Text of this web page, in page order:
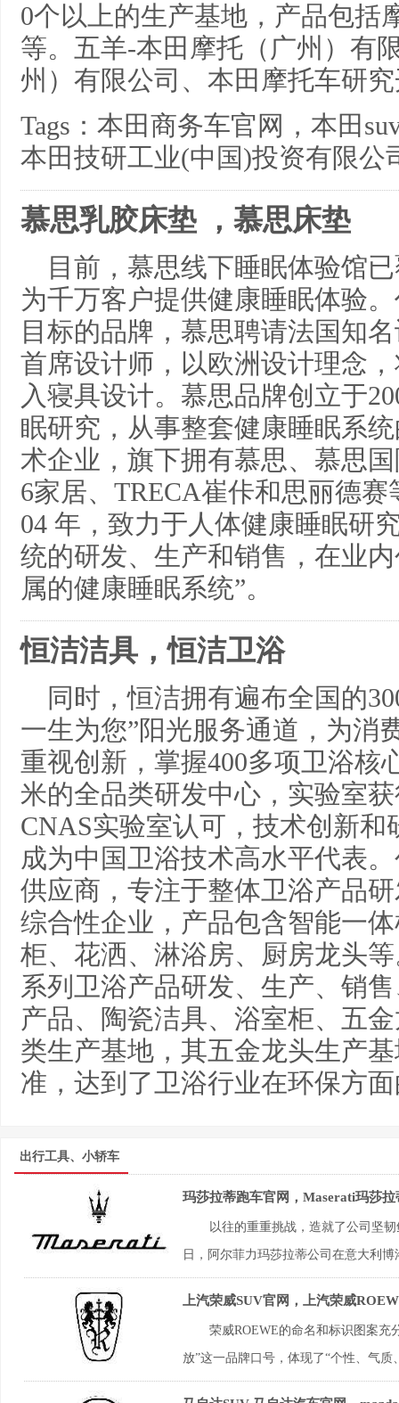
0个以上的生产基地，产品包括
等。五羊-本田摩托（广州）有
州）有限公司、本田摩托车研
Tags：本田商务车官网，本田
本田技研工业(中国)投资有限公
慕思乳胶床垫 ，慕思床垫
目前，慕思线下睡眠体验馆
为千万客户提供健康睡眠体验
目标的品牌，慕思聘请法国知
首席设计师，以欧洲设计理念
入寝具设计。慕思品牌创立于
眠研究，从事整套健康睡眠系
术企业，旗下拥有慕思、慕思
6家居、TRECA崔佧和思丽德
04 年，致力于人体健康睡眠研
统的研发、生产和销售，在业
属的健康睡眠系统”。
恒洁洁具，恒洁卫浴
同时，恒洁拥有遍布全国的
一生为您”阳光服务通道，为消
重视创新，掌握400多项卫浴核
米的全品类研发中心，实验室
CNAS实验室认可，技术创新
成为中国卫浴技术高水平代表
供应商，专注于整体卫浴产品
综合性企业，产品包含智能一
柜、花洒、淋浴房、厨房龙头
系列卫浴产品研发、生产、销
产品、陶瓷洁具、浴室柜、五
类生产基地，其五金龙头生产
准，达到了卫浴行业在环保方
出行工具、小轿车
玛莎拉蒂跑车官网，Maserati玛莎
以往的重重挑战，造就了公司坚
日，阿尔菲力玛莎拉蒂公司在意大利
上汽荣威SUV官网，上汽荣威
荣威ROEWE的命名和标识图案充
放”这一品牌口号，体现了“个性、气